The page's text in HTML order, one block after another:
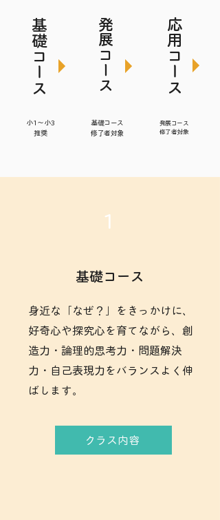
基礎コース
​小1〜小3
​推奨
発展コース
​基礎コース
​修了者対象
応用コース
発展コース
修了者対象
1
基礎コース
身近な「なぜ？」をきっかけに、
好奇心や探究心を育てながら、創
造力・論理的思考力・問題解決
力・自己表現力をバランスよく伸
ばします。
クラス内容